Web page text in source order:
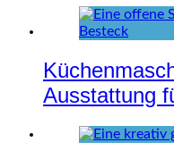
Ausstattung